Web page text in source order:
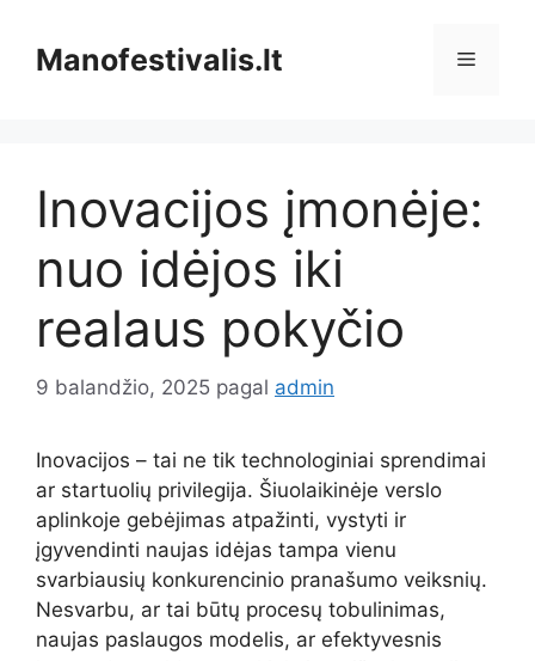
turinioManofestivalis.lt Meniu
Inovacijos įmonėje:
nuo idėjos iki
realaus pokyčio
9 balandžio, 2025 pagal admin
Inovacijos – tai ne tik technologiniai sprendimai
ar startuolių privilegija. Šiuolaikinėje verslo
aplinkoje gebėjimas atpažinti, vystyti ir
įgyvendinti naujas idėjas tampa vienu
svarbiausių konkurencinio pranašumo veiksnių.
Nesvarbu, ar tai būtų procesų tobulinimas,
naujas paslaugos modelis, ar efektyvesnis